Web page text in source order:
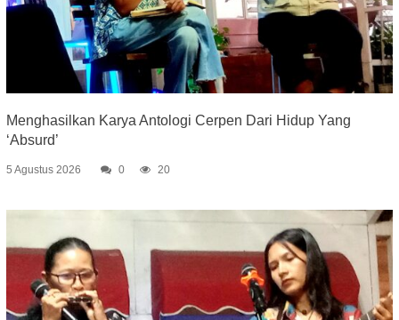
Menghasilkan Karya Antologi Cerpen Dari Hidup Yang
‘Absurd’
5 Agustus 2026 0 20